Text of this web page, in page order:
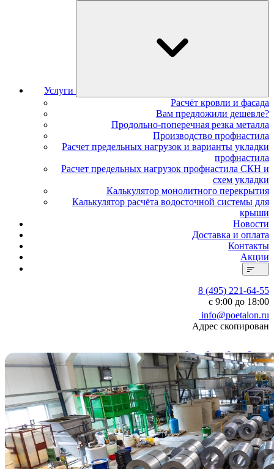
Услуги
Расчёт кровли и фасада
Вам предложили дешевле?
Продольно-поперечная резка металла
Производство профнастила
Расчет предельных нагрузок и варианты укладки
профнастила
Расчет предельных нагрузок профнастила СКН и
схем укладки
Калькулятор монолитного перекрытия
Калькулятор расчёта водосточной системы для
крыши
Новости
Доставка и оплата
Контакты
Акции
8 (495) 221-64-55
с 9:00 до 18:00
info@poetalon.ru
Адрес скопирован